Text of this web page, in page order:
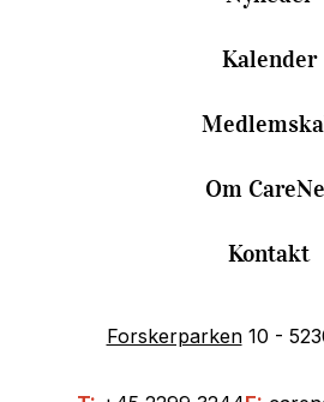
Kalender
Om
Kontakt
Forskerparken10 -